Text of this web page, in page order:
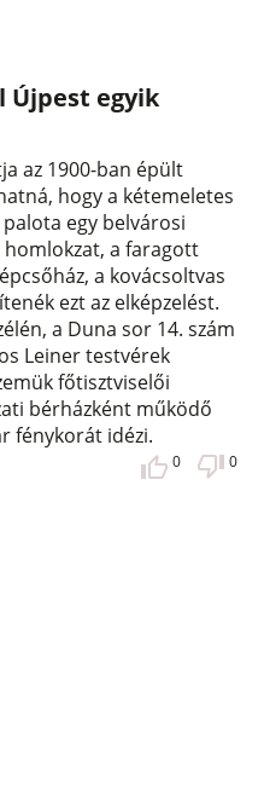
Újpest egyik
az 1900-ban épült
hogy a kétemeletes
egy belvárosi
homlokzat, a faragott
a kovácsoltvas
ezt az elképzelést.
a Duna sor 14. szám
Leiner testvérek
főtisztviselői
bérházként működő
fénykorát idézi.
0 0